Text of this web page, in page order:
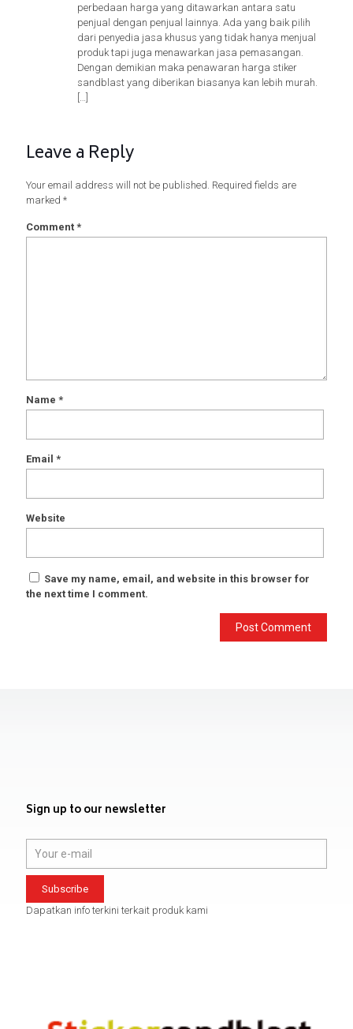
perbedaan harga yang ditawarkan antara satu
penjual dengan penjual lainnya. Ada yang baik pilih
dari penyedia jasa khusus yang tidak hanya menjual
produk tapi juga menawarkan jasa pemasangan.
Dengan demikian maka penawaran harga stiker
sandblast yang diberikan biasanya kan lebih murah.
Leave a Reply
Your email address will not be published. Required fields are
marked *
Comment *
Name *
Email *
Website
Save my name, email, and website in this browser for
the next time I comment.
Sign up to our newsletter
Dapatkan info terkini terkait produk kami